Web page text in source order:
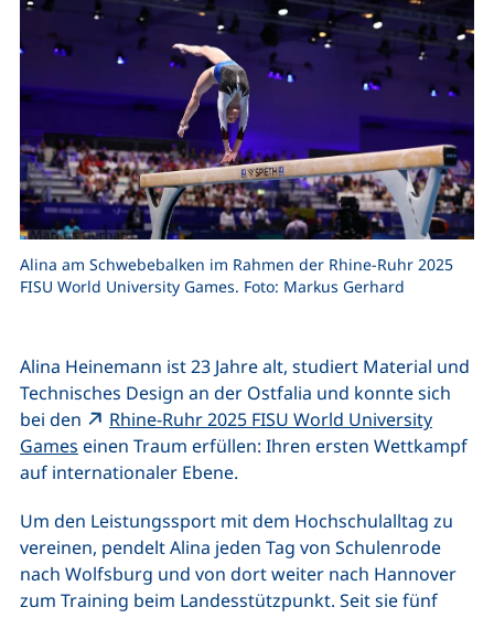
Alina am Schwebebalken im Rahmen der Rhine-Ruhr 2025
FISU World University Games. Foto: Markus Gerhard
Alina Heinemann ist 23 Jahre alt, studiert Material und
Technisches Design an der Ostfalia und konnte sich
bei den
Rhine-Ruhr 2025 FISU World University
Games (externer Link, öffnet neues Fenster)
einen Traum erfüllen: Ihren ersten Wettkampf
auf internationaler Ebene.
Um den Leistungssport mit dem Hochschulalltag zu
vereinen, pendelt Alina jeden Tag von Schulenrode
nach Wolfsburg und von dort weiter nach Hannover
zum Training beim Landesstützpunkt. Seit sie fünf